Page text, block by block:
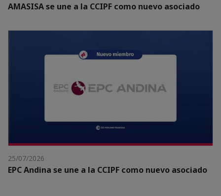
AMASISA se une a la CCIPF como nuevo asociado
25/07/2026
EPC Andina se une a la CCIPF como nuevo asociado